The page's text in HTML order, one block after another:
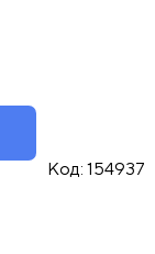
Код: 154937